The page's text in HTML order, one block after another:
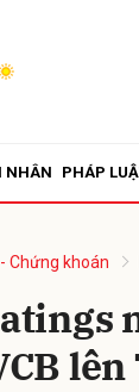
NHÂN PHÁP
Chứng khoán